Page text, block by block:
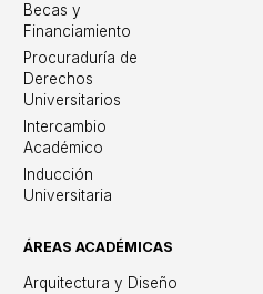
Becas y
Financiamiento
Procuraduría de
Derechos
Universitarios
Intercambio
Académico
Inducción
Universitaria
ÁREAS ACADÉMICAS
Arquitectura y Diseño